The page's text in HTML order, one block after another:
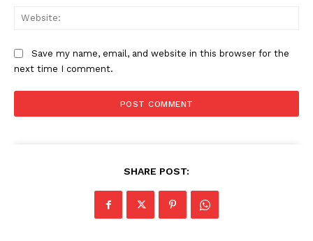
Magazine PRO
Save my name, email, and website in this browser for the
next time I comment.
SHARE POST: